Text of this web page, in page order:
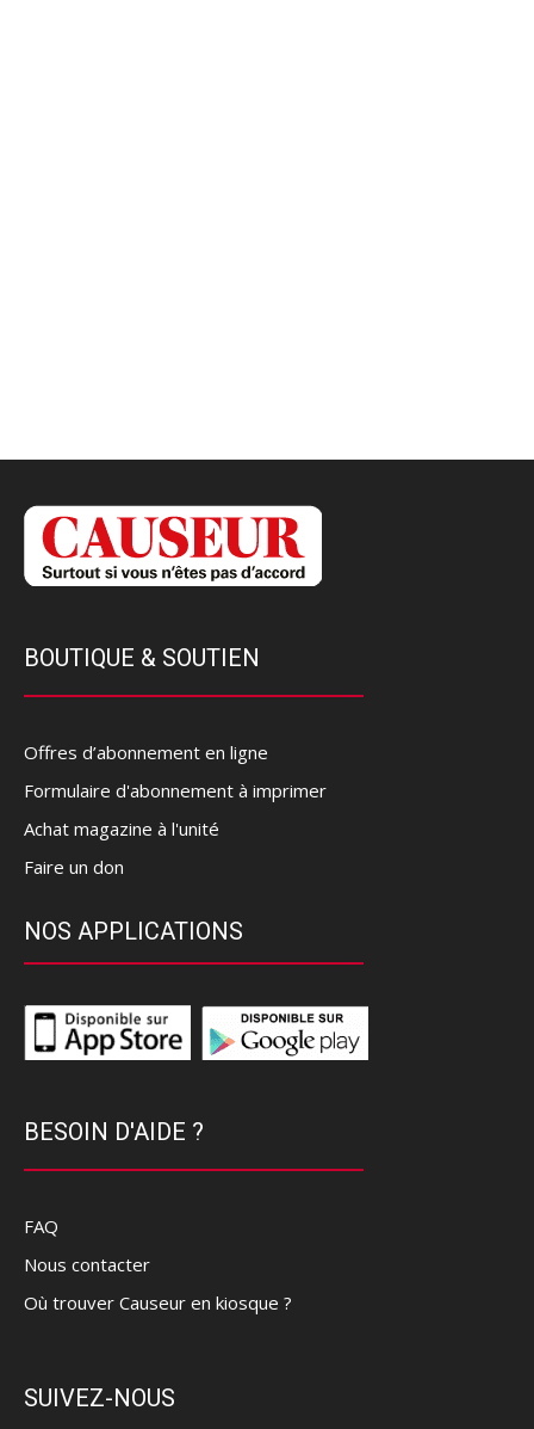
BOUTIQUE & SOUTIEN
Offres d’abonnement en ligne
Formulaire d'abonnement à imprimer
Achat magazine à l'unité
Faire un don
NOS APPLICATIONS
BESOIN D'AIDE ?
FAQ
Nous contacter
Où trouver Causeur en kiosque ?
SUIVEZ-NOUS